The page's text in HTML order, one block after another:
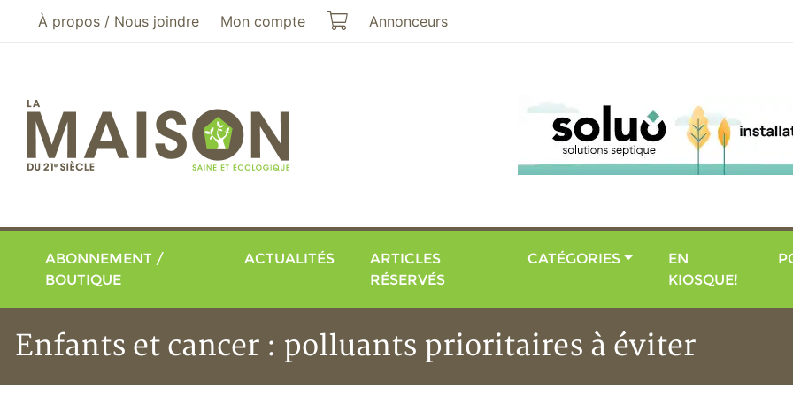
Aller au menu principal
Aller au contenu principal
À propos / Nous joindre Mon compte Mon panier
Annonceurs
ABONNEMENT /
BOUTIQUE
ACTUALITÉS
ARTICLES
RÉSERVÉS
CATÉGORIES
EN
KIOSQUE!
Enfants et cancer : polluants prioritaires à éviter